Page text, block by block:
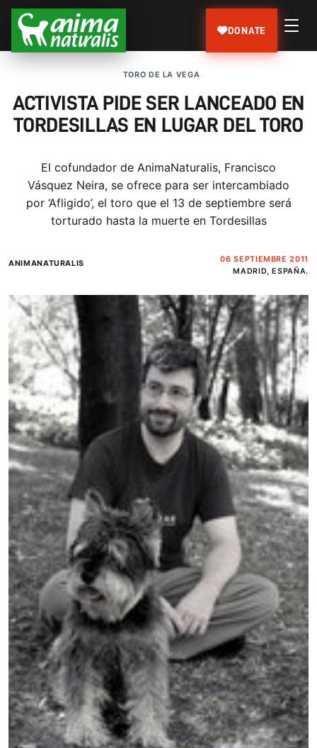
DONATE
TORO DE LA VEGA
ACTIVISTA PIDE SER LANCEADO EN
TORDESILLAS EN LUGAR DEL TORO
El cofundador de AnimaNaturalis, Francisco
Vásquez Neira, se ofrece para ser intercambiado
por ‘Afligido’, el toro que el 13 de septiembre será
torturado hasta la muerte en Tordesillas
ANIMANATURALIS
06 SEPTIEMBRE 2011
MADRID, ESPAÑA.